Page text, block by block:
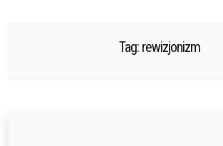
Tag: rewizjonizm